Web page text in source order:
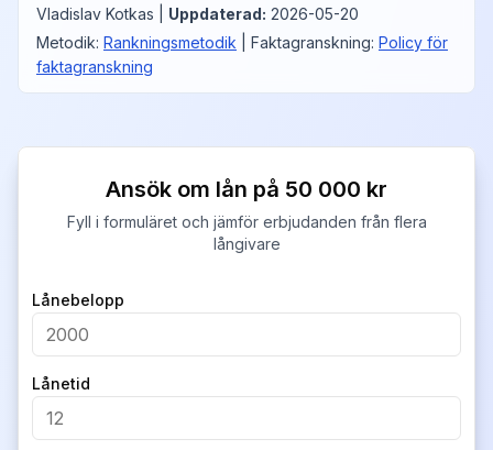
Vladislav Kotkas
Uppdaterad: 2026-05-20
Metodik: Rankningsmetodik Faktagranskning: Policy för
faktagranskning
Ansök om lån på 50 000 kr
Fyll i formuläret och jämför erbjudanden från flera
långivare
Company
Lånebelopp
Lånetid